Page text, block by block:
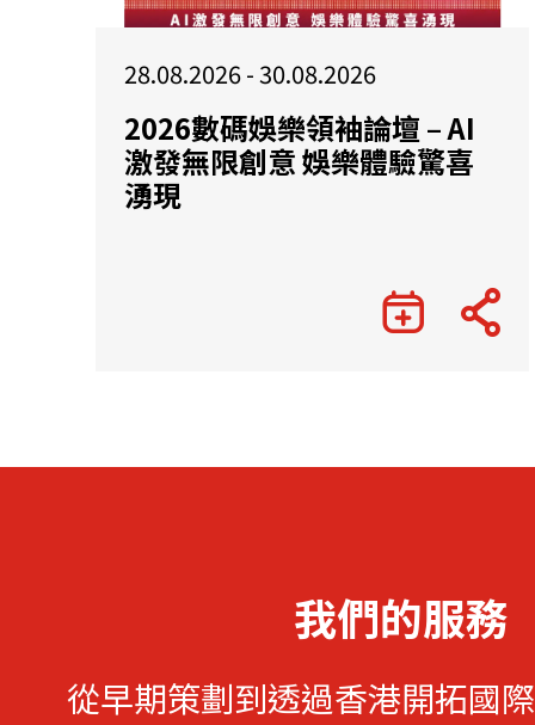
28.08.2026 - 30.08.2026
2026數碼娛樂領袖論壇 – AI
激發無限創意 娛樂體驗驚喜
湧現
我們的服務
從早期策劃到透過香港開拓國